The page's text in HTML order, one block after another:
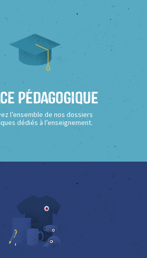
Pédagogique
l’ensemble de nos dossiers
dédiés à l’enseignement.